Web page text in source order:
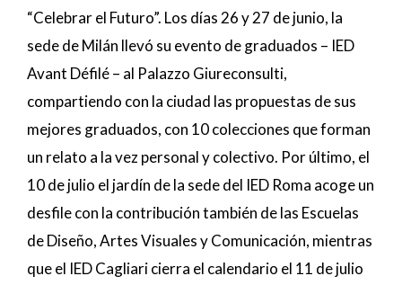
“Celebrar el Futuro”. Los días 26 y 27 de junio, la
sede de Milán llevó su evento de graduados – IED
Avant Défilé – al Palazzo Giureconsulti,
compartiendo con la ciudad las propuestas de sus
mejores graduados, con 10 colecciones que forman
un relato a la vez personal y colectivo. Por último, el
10 de julio el jardín de la sede del IED Roma acoge un
desfile con la contribución también de las Escuelas
de Diseño, Artes Visuales y Comunicación, mientras
que el IED Cagliari cierra el calendario el 11 de julio